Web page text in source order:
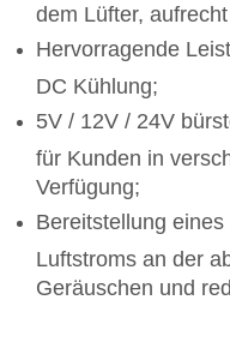
dem Lüfter,
Hervorragende
DC Kühlung;
5V / 12V / 24V
für Kunden in
Verfügung;
Bereitstellung
Luftstroms an der
Geräuschen und